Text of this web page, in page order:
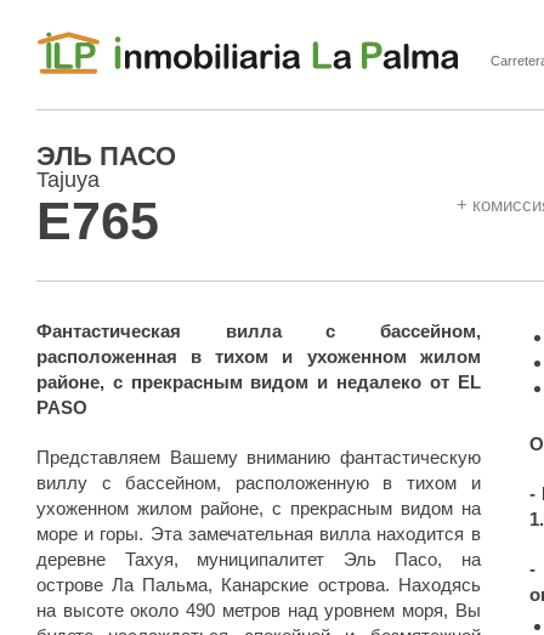
ЭЛЬ ПАСО
Tajuya
E765 +
Фантастическая вилла с бассейном,
расположенная в тихом и ухоженном жилом
районе, с прекрасным видом и недалеко от EL
PASO
Представляем Вашему вниманию фантастическую
виллу с бассейном, расположенную в тихом и
ухоженном жилом районе, с прекрасным видом на
море и горы. Эта замечательная вилла находится в
деревне Тахуя, муниципалитет Эль Пасо, на
острове Ла Пальма, Канарские острова. Находясь
на высоте около 490 метров над уровнем моря, Вы
-
-